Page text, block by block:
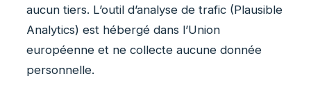
aucun tiers. L’outil d’analyse de trafic (Plausible
Analytics) est hébergé dans l’Union
européenne et ne collecte aucune donnée
personnelle.